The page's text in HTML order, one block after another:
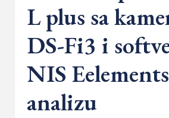
L plus sa
DS-Fi3 i
NIS
analizu